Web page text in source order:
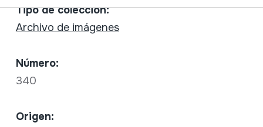
Tipo de colección:
Archivo de imágenes
Número:
340
Origen: